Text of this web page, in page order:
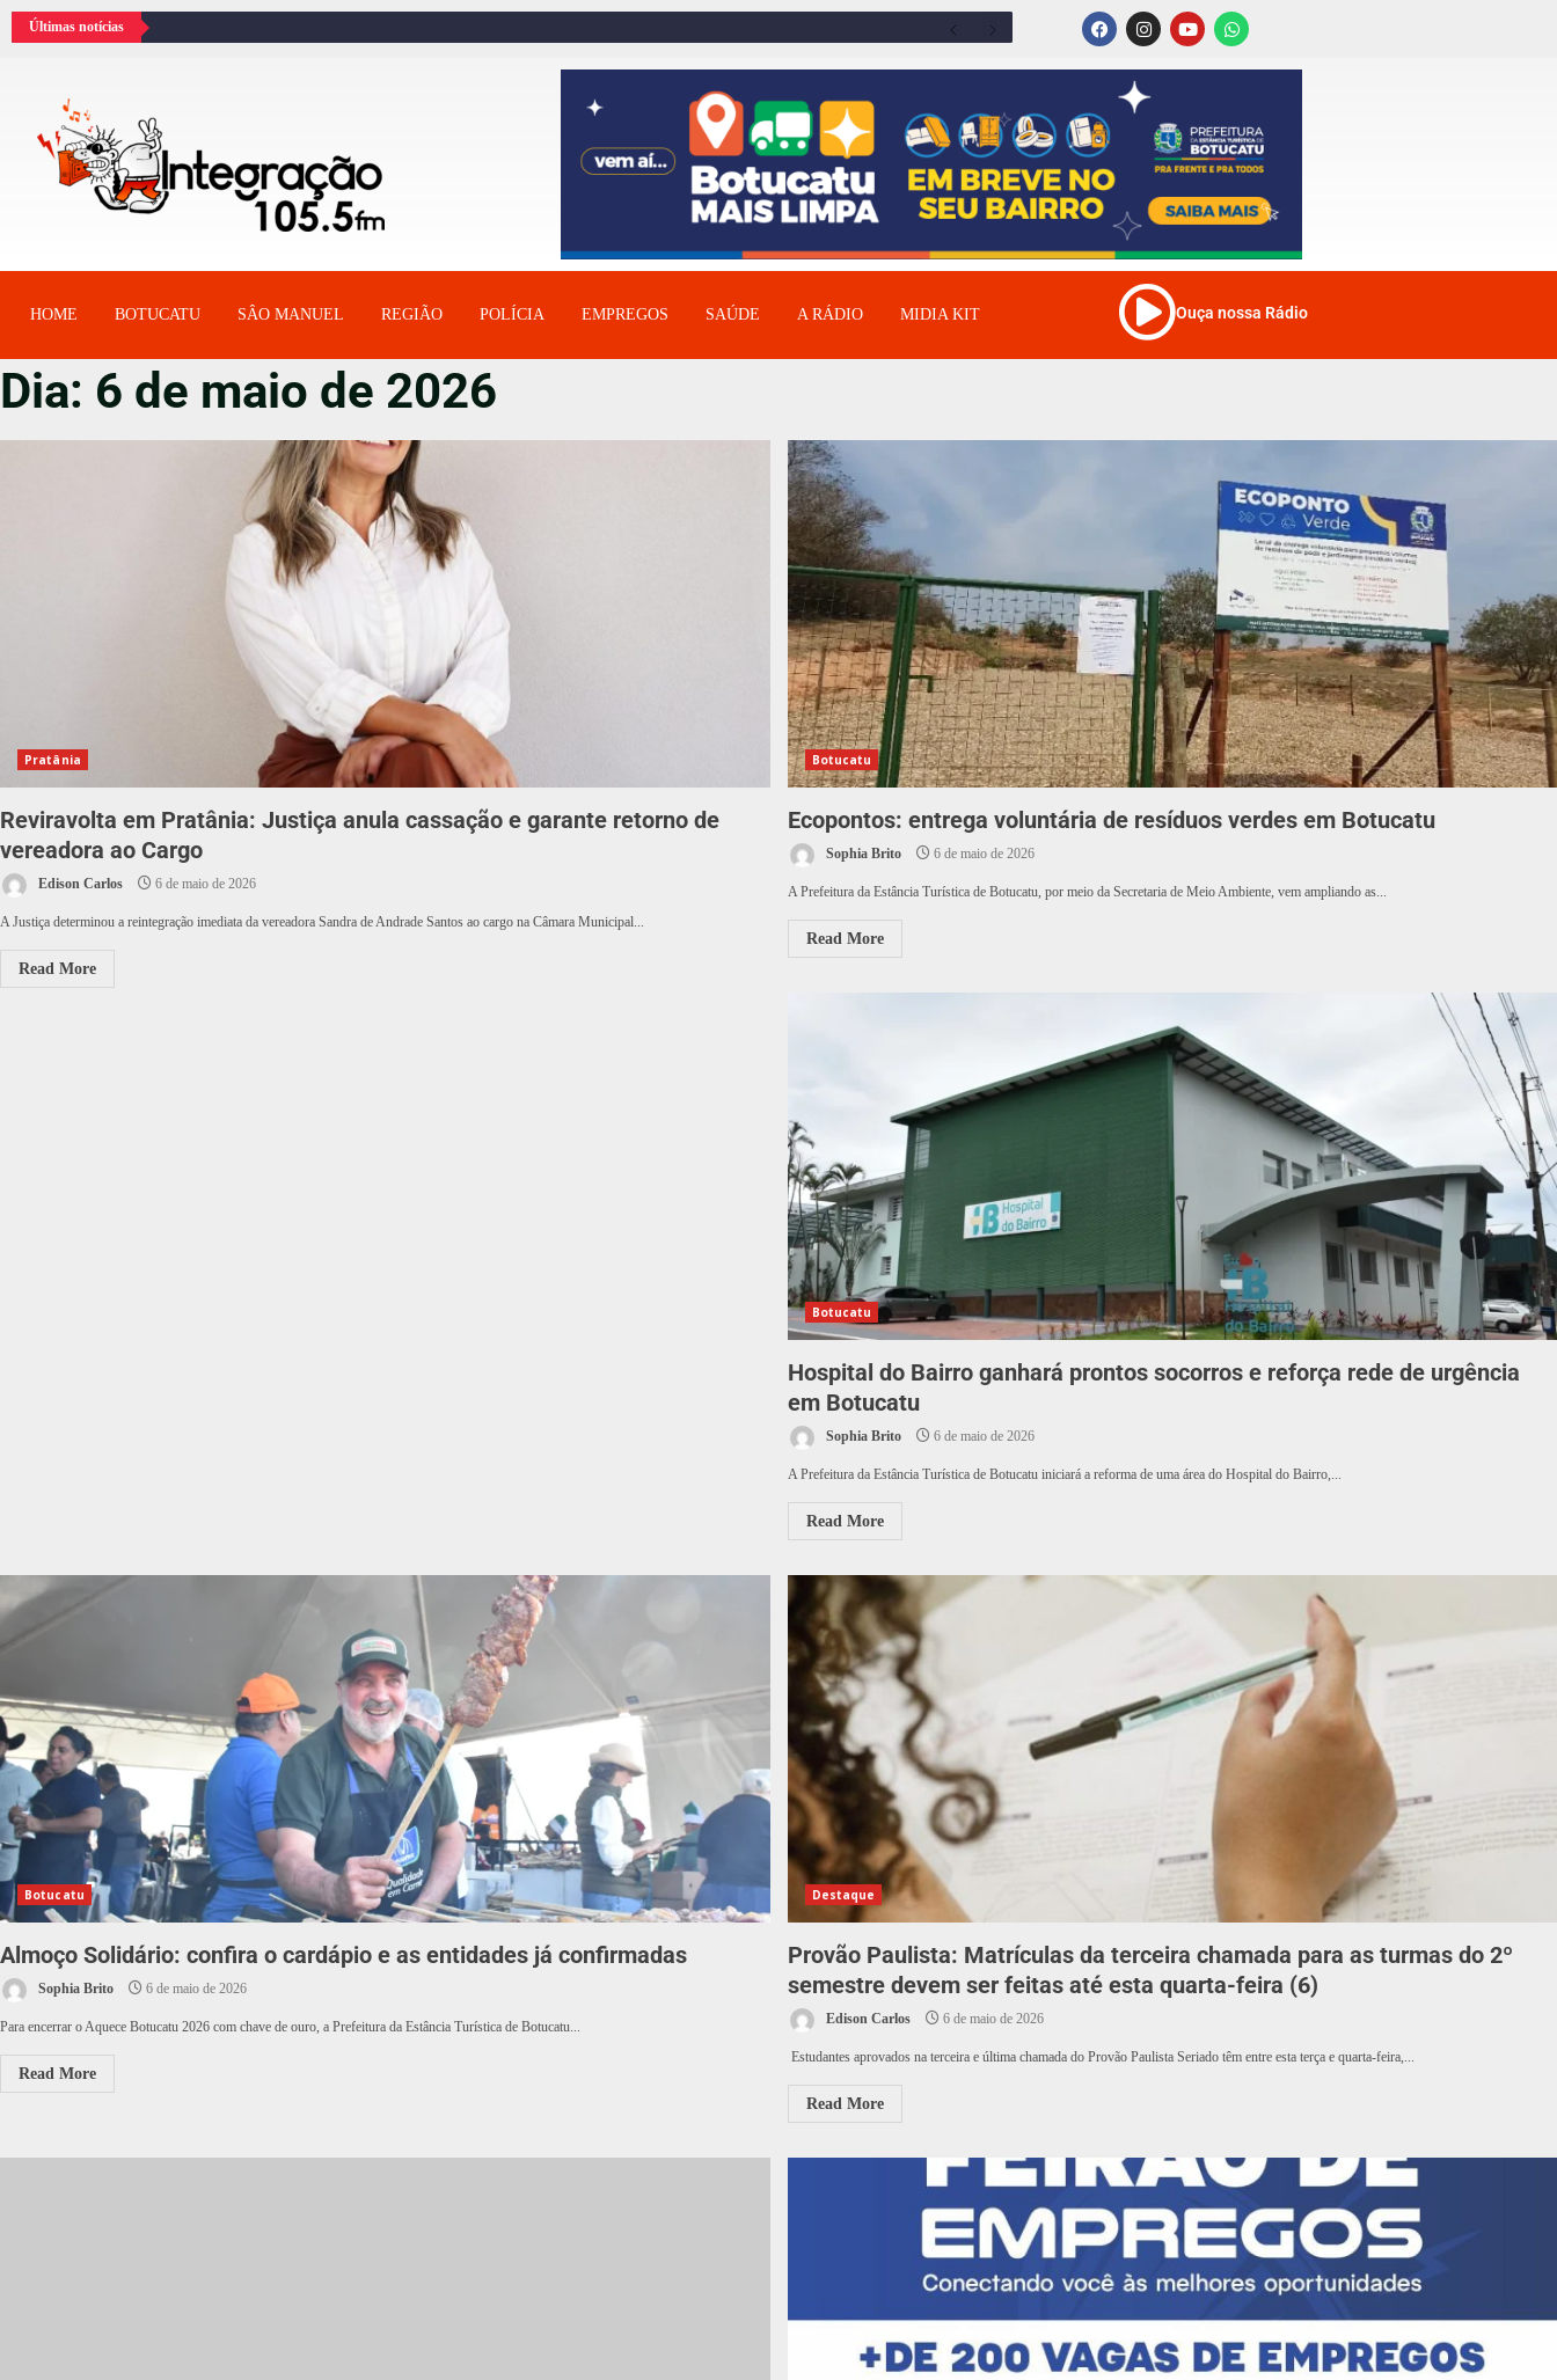
Últimas notícias
HOME BOTUCATU SÂO MANUEL REGIÃO POLÍCIA EMPREGOS SAÚDE A RÁDIO MIDIA KIT Ouça nossa Rádio
Dia: 6 de maio de 2026
Pratânia
Reviravolta em Pratânia: Justiça anula cassação e garante retorno de
vereadora ao Cargo
Edison Carlos 6 de maio de 2026
A Justiça determinou a reintegração imediata da vereadora Sandra de Andrade Santos ao cargo na Câmara Municipal...
Read More
Botucatu
Ecopontos: entrega voluntária de resíduos verdes em Botucatu
Sophia Brito 6 de maio de 2026
A Prefeitura da Estância Turística de Botucatu, por meio da Secretaria de Meio Ambiente, vem ampliando as...
Read More
Botucatu
Hospital do Bairro ganhará prontos socorros e reforça rede de urgência
em Botucatu
Sophia Brito 6 de maio de 2026
A Prefeitura da Estância Turística de Botucatu iniciará a reforma de uma área do Hospital do Bairro,...
Read More
Botucatu
Almoço Solidário: confira o cardápio e as entidades já confirmadas
Sophia Brito 6 de maio de 2026
Para encerrar o Aquece Botucatu 2026 com chave de ouro, a Prefeitura da Estância Turística de Botucatu...
Read More
Destaque
Provão Paulista: Matrículas da terceira chamada para as turmas do 2º
semestre devem ser feitas até esta quarta-feira (6)
Edison Carlos 6 de maio de 2026
Estudantes aprovados na terceira e última chamada do Provão Paulista Seriado têm entre esta terça e quarta-feira,...
Read More